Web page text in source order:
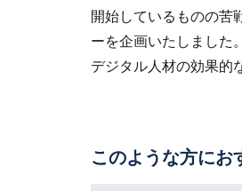
開始しているものの苦
ーを企画いたしました
デジタル人材の効果的
このような方にお